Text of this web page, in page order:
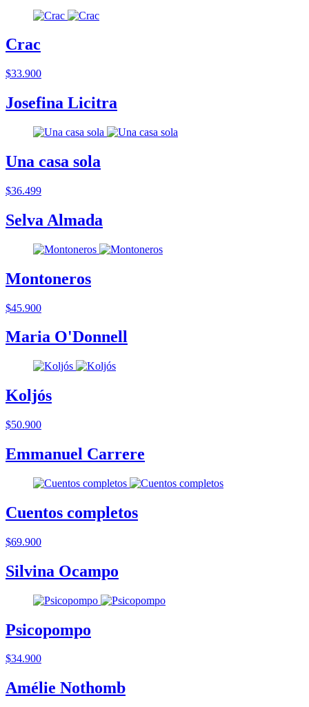
Crac
$33.900
Josefina Licitra
Una casa sola
$36.499
Selva Almada
Montoneros
$45.900
Maria O'Donnell
Koljós
$50.900
Emmanuel Carrere
Cuentos completos
$69.900
Silvina Ocampo
Psicopompo
$34.900
Amélie Nothomb